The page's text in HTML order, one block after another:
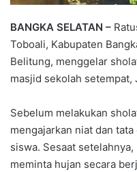
BANGKA SELATAN –
Toboali, Kabupaten
Belitung, menggelar
masjid sekolah setempat,
Sebelum melakukan
mengajarkan niat dan
siswa. Sesaat
meminta hujan secara